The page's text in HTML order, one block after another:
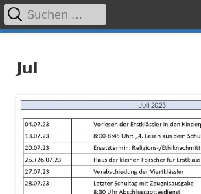
zum
Inhalt
Primäres
Suchen
nach:
Jul